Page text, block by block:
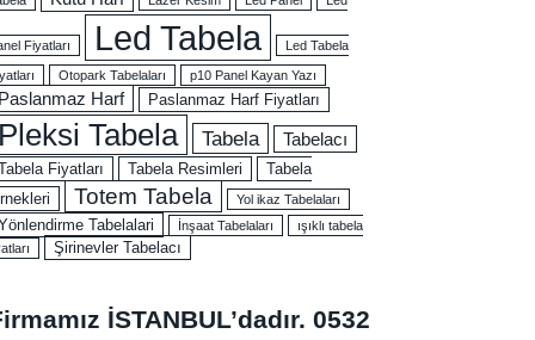
Fiyatları Led Tabela Led Tabela
Otopark Tabelaları p10 Panel Kayan Yazı
Paslanmaz Harf Paslanmaz Harf Fiyatları
Pleksi Tabela Tabela Tabelacı
Fiyatları Tabela Resimleri
Tabela
Totem Tabela Yol ikaz Tabelaları
Tabelalari İnşaat Tabelaları
ışıklı tabela
Şirinevler Tabelacı
İSTANBUL’dadır. 0532